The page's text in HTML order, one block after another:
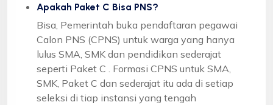
Apakah Paket C Bisa PNS?
Bisa, Pemerintah buka pendaftaran pegawai
Calon PNS (CPNS) untuk warga yang hanya
lulus SMA, SMK dan pendidikan sederajat
seperti Paket C . Formasi CPNS untuk SMA,
SMK, Paket C dan sederajat itu ada di setiap
seleksi di tiap instansi yang tengah